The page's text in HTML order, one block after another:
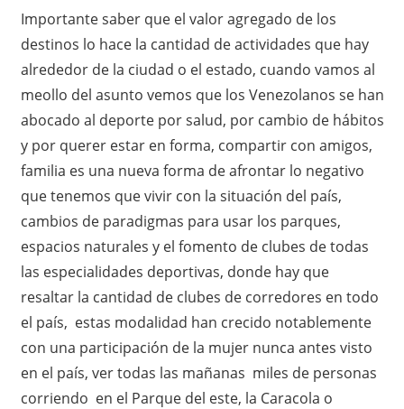
Importante saber que el valor agregado de los
destinos lo hace la cantidad de actividades que hay
alrededor de la ciudad o el estado, cuando vamos al
meollo del asunto vemos que los Venezolanos se han
abocado al deporte por salud, por cambio de hábitos
y por querer estar en forma, compartir con amigos,
familia es una nueva forma de afrontar lo negativo
que tenemos que vivir con la situación del país,
cambios de paradigmas para usar los parques,
espacios naturales y el fomento de clubes de todas
las especialidades deportivas, donde hay que
resaltar la cantidad de clubes de corredores en todo
el país, estas modalidad han crecido notablemente
con una participación de la mujer nunca antes visto
en el país, ver todas las mañanas miles de personas
corriendo en el Parque del este, la Caracola o